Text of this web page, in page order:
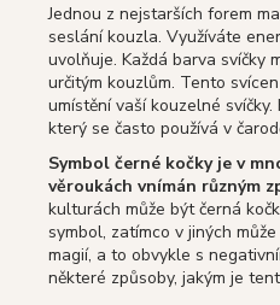
Jednou z nejstarších forem
seslání kouzla. Využíváte
uvolňuje. Každá barva svíčky
určitým kouzlům. Tento
umístění vaší kouzelné svíčky.
který se často používá v
Symbol černé kočky je v
věroukách vnímán různým
kulturách může být černá
symbol, zatímco v jiných
magií, a to obvykle s
některé způsoby, jakým je